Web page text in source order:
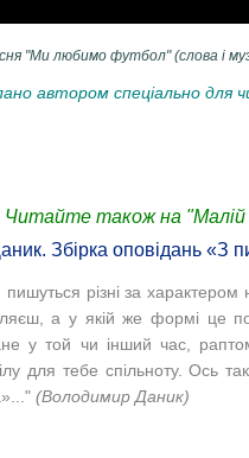
"Ми любимо футбол" (слова і
автором спеціально для
Читайте також на "Малій
Збірка оповідань «З
пишуться різні за
а у якій же формі це
у той чи інший час,
для тебе спільноту. Ось
(Володимир Даник)